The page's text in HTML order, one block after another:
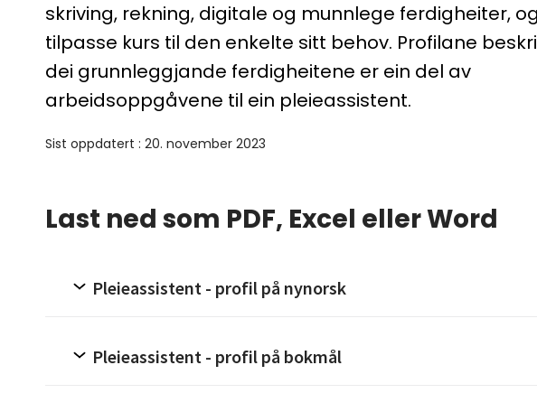
skriving, rekning, digitale og munnlege ferdigheiter,
tilpasse kurs til den enkelte sitt behov. Profilane
dei grunnleggjande ferdigheitene er ein del av
arbeidsoppgåvene til ein pleieassistent.
Sist oppdatert : 20. november 2023
Last ned som PDF, Excel eller Word
Pleieassistent - profil på nynorsk
Pleieassistent - profil på bokmål